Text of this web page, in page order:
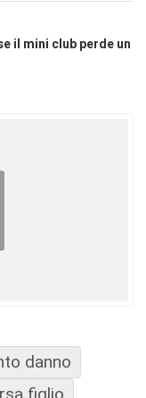
il mini club perde un
danno